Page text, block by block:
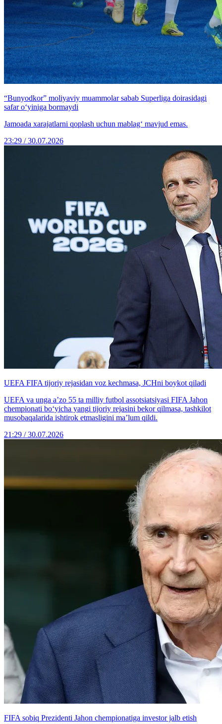
“Bunyodkor” moliyaviy muammolar sabab Superliga doirasidagi
safar o‘yiniga bormaydi
Jamoada xarajatlarni qoplash uchun mablag‘ mavjud emas.
23:29 / 30.07.2026
UEFA FIFA tijoriy rejasidan voz kechmasa, JCHni boykot qiladi
UEFA va unga a’zo 55 ta milliy futbol assotsiatsiyasi FIFA Jahon
chempionati bo‘yicha yangi tijoriy rejasini bekor qilmasa, tashkilot
musobaqalarida ishtirok etmasligini ma’lum qildi.
21:29 / 30.07.2026
FIFA sobiq Prezidenti Jahon chempionatiga investor jalb etish